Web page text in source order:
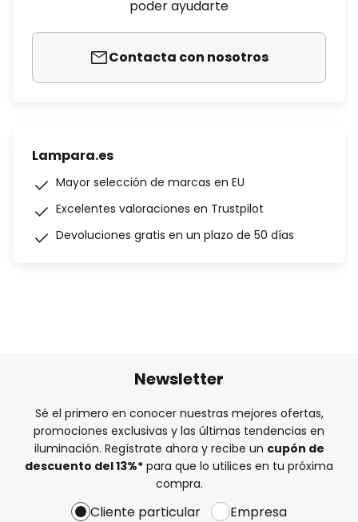
poder ayudarte
Contacta con nosotros
Lampara.es
Mayor selección de marcas en EU
Excelentes valoraciones en Trustpilot
Devoluciones gratis en un plazo de 50 días
Newsletter
Sé el primero en conocer nuestras mejores ofertas,
promociones exclusivas y las últimas tendencias en
iluminación. Regístrate ahora y recibe un cupón de
descuento del13%* para que lo utilices en tu próxima
compra.
Cliente particular Empresa